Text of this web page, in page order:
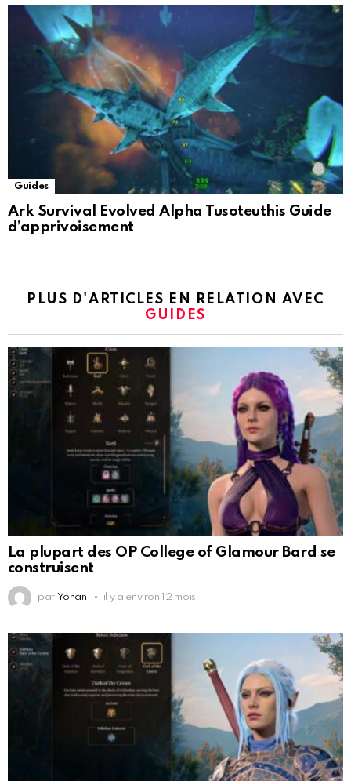
Guides
Ark Survival Evolved Alpha Tusoteuthis Guide
d’apprivoisement
PLUS D'ARTICLES EN RELATION AVEC
GUIDES
La plupart des OP College of Glamour Bard se
construisent
par Yohan il y a environ 12 mois